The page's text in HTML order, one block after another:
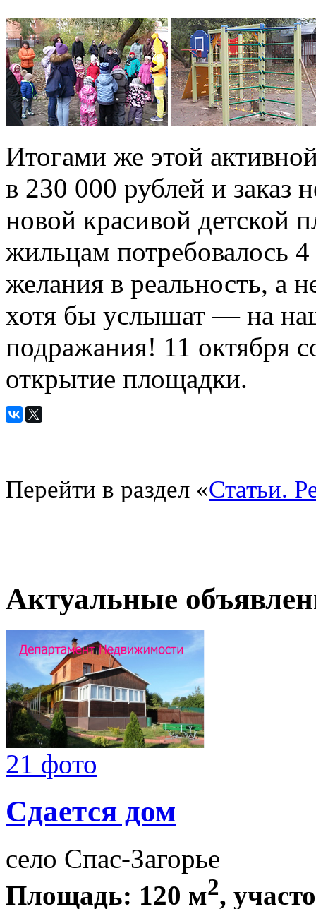
Итогами же этой
в 230 000 рублей и заказ
новой красивой детской
жильцам потребовалось
желания в реальность, а
хотя бы услышат — на
подражания! 11 октября
открытие площадки.
Перейти в раздел «Статьи.
Актуальные
21 фото
Сдается дом
село Спас-Загорье
Площадь: 120 м2,